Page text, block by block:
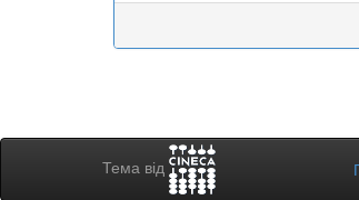
Тема від